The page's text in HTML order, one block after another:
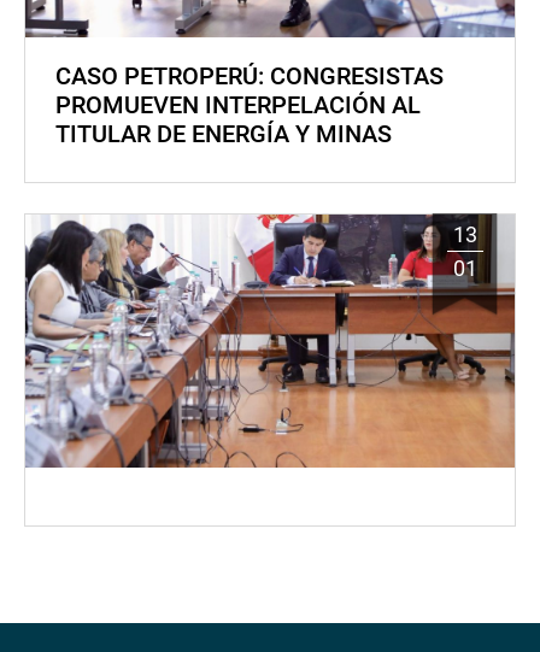
CASO PETROPERÚ: CONGRESISTAS
PROMUEVEN INTERPELACIÓN AL
TITULAR DE ENERGÍA Y MINAS
13
01